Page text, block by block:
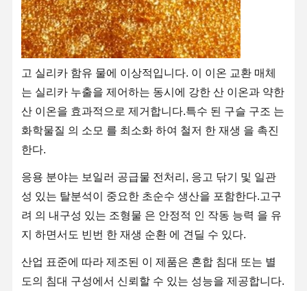
집 제품 비디오
우리 에 관한
것
공장 투어 품질 관리 문의하기 뉴스
고 실리카 함유 물에 이상적입니다. 이 이온 교환 매체
는 실리카 누출을 제어하는 동시에 강한 산 이온과 약한
산 이온을 효과적으로 제거합니다.특수 된 구슬 구조 는
화학물질 의 소모 를 최소화 하여 철저 한 재생 을 촉진
한다.
응용 분야는 보일러 공급물 전처리, 응고 닦기 및 일관
성 있는 탈분석이 중요한 초순수 생산을 포함한다.고구
려 의 내구성 있는 조형물 은 안정적 인 작동 능력 을 유
지 하면서도 빈번 한 재생 순환 에 견딜 수 있다.
산업 표준에 따라 제조된 이 제품은 혼합 침대 또는 별
도의 침대 구성에서 신뢰할 수 있는 성능을 제공합니다.